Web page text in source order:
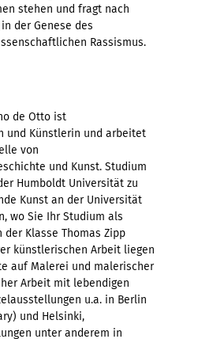
stehen und fragt nach
der Genese des
Rassismus.
de Otto ist
und Künstlerin und arbeitet
von
und Kunst. Studium
Humboldt Universität zu
Kunst an der Universität
wo Sie Ihr Studium als
Klasse Thomas Zipp
künstlerischen Arbeit liegen
auf Malerei und malerischer
Arbeit mit lebendigen
u.a. in Berlin
und Helsinki,
unter anderem in